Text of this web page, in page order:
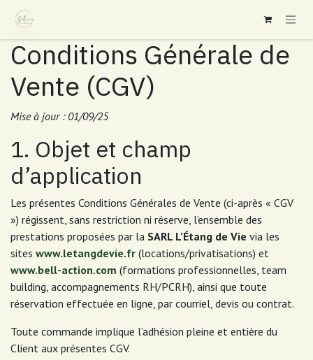
Se rendre au contenu
Conditions Générale de
Vente (CGV)
Mise à jour : 01/09/25
1. Objet et champ
d’application
Les présentes Conditions Générales de Vente (ci-après « CGV
») régissent, sans restriction ni réserve, l’ensemble des
prestations proposées par la SARL L’Étang de Vie via les
sites www.letangdevie.fr (locations/privatisations) et
www.bell-action.com (formations professionnelles, team
building, accompagnements RH/PCRH), ainsi que toute
réservation effectuée en ligne, par courriel, devis ou contrat.
Toute commande implique l’adhésion pleine et entière du
Client aux présentes CGV.